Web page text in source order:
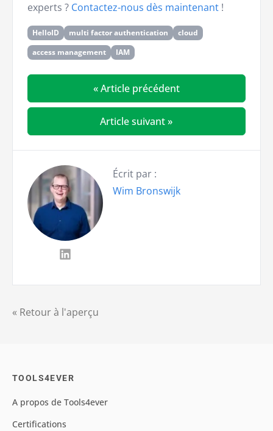
« Retour à l'aperçu
experts ? Contactez-nous dès maintenant !
HelloID multi factor authentication
cloud
access management
IAM
« Article précédent
Article suivant »
Écrit par :
Wim Bronswijk
TOOLS4EVER
A propos de Tools4ever
Certifications